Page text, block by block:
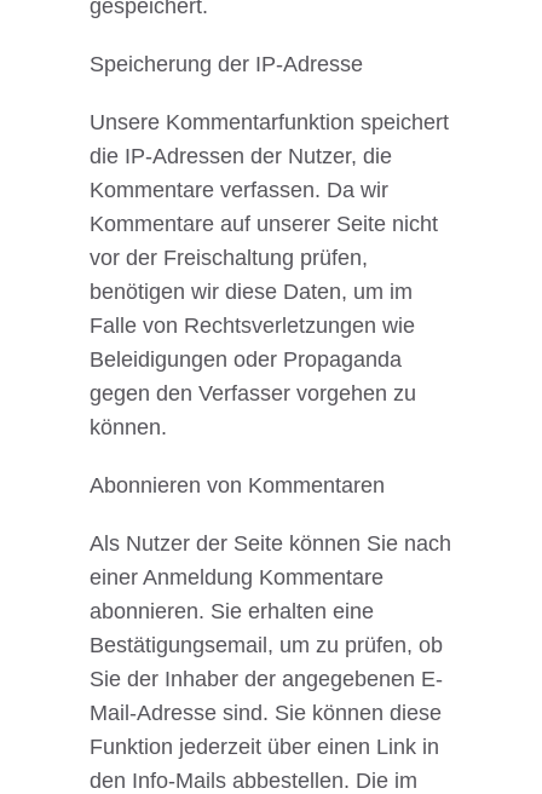
gespeichert.
Speicherung der IP-Adresse
Unsere Kommentarfunktion speichert
die IP-Adressen der Nutzer, die
Kommentare verfassen. Da wir
Kommentare auf unserer Seite nicht
vor der Freischaltung prüfen,
benötigen wir diese Daten, um im
Falle von Rechtsverletzungen wie
Beleidigungen oder Propaganda
gegen den Verfasser vorgehen zu
können.
Abonnieren von Kommentaren
Als Nutzer der Seite können Sie nach
einer Anmeldung Kommentare
abonnieren. Sie erhalten eine
Bestätigungsemail, um zu prüfen, ob
Sie der Inhaber der angegebenen E-
Mail-Adresse sind. Sie können diese
Funktion jederzeit über einen Link in
den Info-Mails abbestellen. Die im